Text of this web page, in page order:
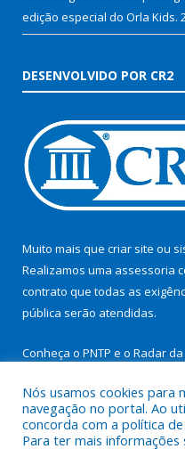
edição especial do Orla Kids.
DESENVOLVIDO POR CR2
Muito mais que criar site ou
Realizamos uma assessoria
contrato que todas as
pública serão atendidas.
Conheça o PNTP e o Radar
Nós usamos cookies para
navegação no portal. Ao
concorda com a política
Para ter mais